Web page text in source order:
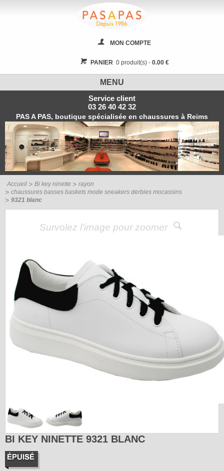
MON COMPTE
PANIER0 produit(s) - 0.00 €
MENU
Service client
03 26 40 42 32
PAS A PAS, boutique spécialisée en chaussures à Reims
Accueil Bi key ninette
rayon
chaussures basses baskets mode sneakers derbies mocassins
9321 blanc
Survolez l’image pour zoomer
BI KEY NINETTE 9321 BLANC